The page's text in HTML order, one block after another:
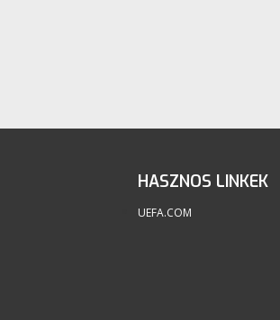
HASZNOS LINKEK
UEFA.COM